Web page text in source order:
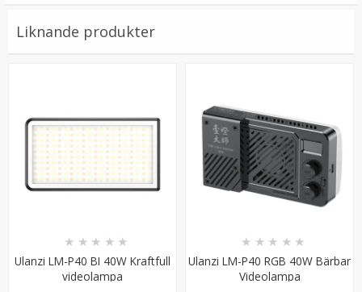
Liknande produkter
Ulanzi LM-P40 BI 40W Kraftfull
videolampa
★ ★ ★ ★ ★
Ulanzi LM-P40 RGB 40W Bärbar
Videolampa
★ ★ ★ ★ ★